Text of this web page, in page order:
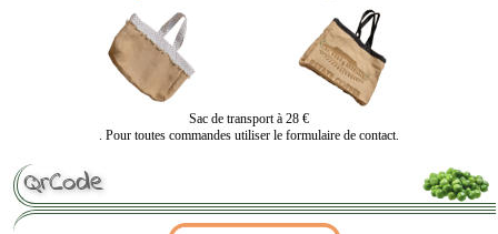
Sac de transport à 28 €
. Pour toutes commandes utiliser le formulaire de contact.
QrCode